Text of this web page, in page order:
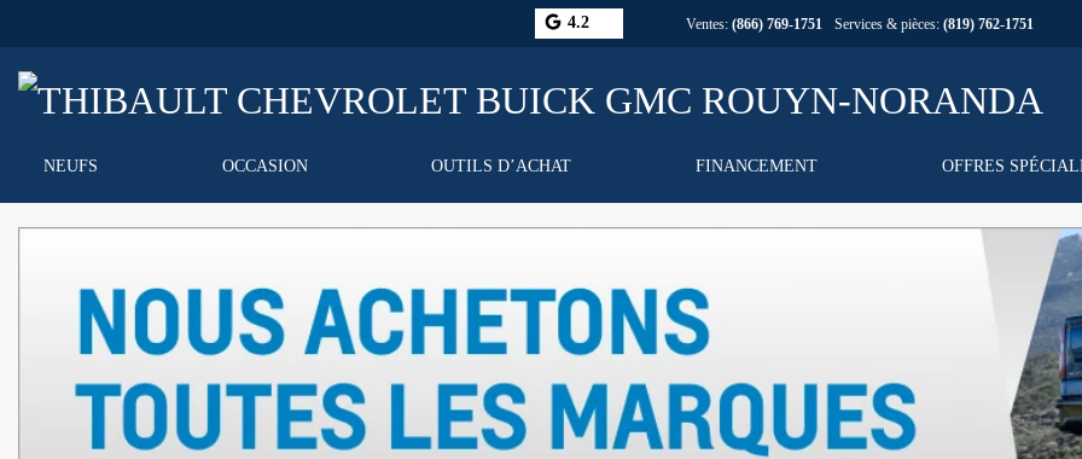
4.2 Ventes: (866) 769-1751 Services & pièces: (819) 762-1751
NEUFS OCCASION OUTILS D’ACHAT FINANCEMENT OFFRES